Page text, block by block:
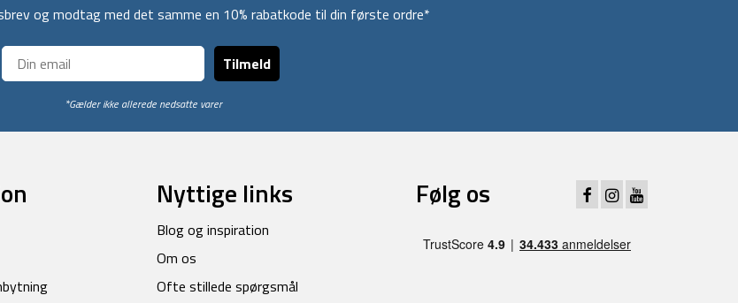
og modtag med det samme en 10% rabatkode til din første ordre*
Tilmeld
*Gælder ikke allerede nedsatte varer
Nyttige links
Blog og inspiration
Om os
Ofte stillede spørgsmål
Følg os